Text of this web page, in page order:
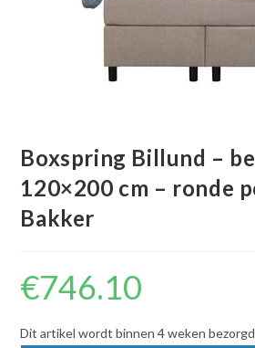
Boxspring Billund –
120×200 cm – ronde
Bakker
€746.10
Dit artikel wordt binnen 4 weken bezorgd